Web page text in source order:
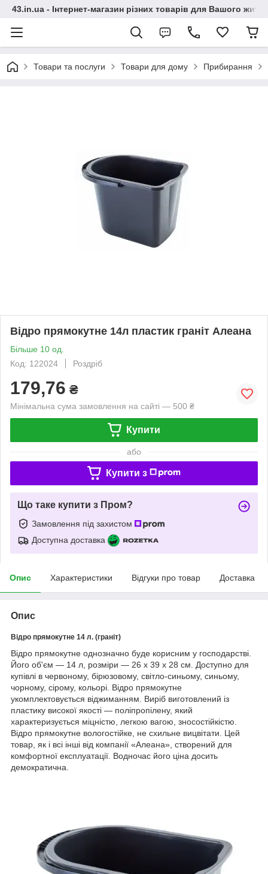
43.in.ua - Інтернет-магазин різних товарів для Вашого
Товари та послуги Товари для дому Прибирання
Відро прямокутне 14л пластик граніт Алеана
Більше 10 од.
Код: 122024
Роздріб
179,76 ₴
Мінімальна сума замовлення на сайті — 500 ₴
Купити
або
Купити з
Що таке купити з Пром?
Замовлення під захистом
Доступна доставка
Опис Характеристики Відгуки про товар Доставка
Опис
Відро прямокутне 14 л. (граніт)
Відро прямокутне однозначно буде корисним у господарстві.
Його об'єм — 14 л, розміри — 26 x 39 x 28 см. Доступно для
купівлі в червоному, бірюзовому, світло-синьому, синьому,
чорному, сірому, кольорі. Відро прямокутне
укомплектовується віджиманням. Виріб виготовлений із
пластику високої якості — поліпропілену, який
характеризується міцністю, легкою вагою, зносостійкістю.
Відро прямокутне вологостійке, не схильне вицвітати. Цей
товар, як і всі інші від компанії «Алеана», створений для
комфортної експлуатації. Водночас його ціна досить
демократична.